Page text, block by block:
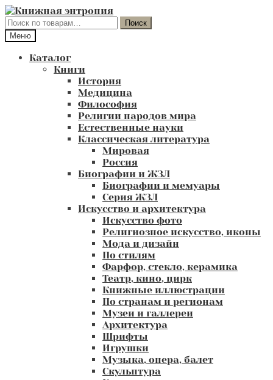
Перейти
к
навигации
Перейти
к
содержимому
Искать:
Поиск
Меню
Каталог
Книги
История
Медицина
Философия
Религии народов мира
Естественные науки
Классическая литература
Мировая
Россия
Биографии и ЖЗЛ
Биографии и мемуары
Серия ЖЗЛ
Искусство и архитектура
Искусство фото
Религиозное искусство, иконы
Мода и дизайн
По стилям
Фарфор, стекло, керамика
Театр, кино, цирк
Книжные иллюстрации
По странам и регионам
Музеи и галлереи
Архитектура
Шрифты
Игрушки
Музыка, опера, балет
Скульптура